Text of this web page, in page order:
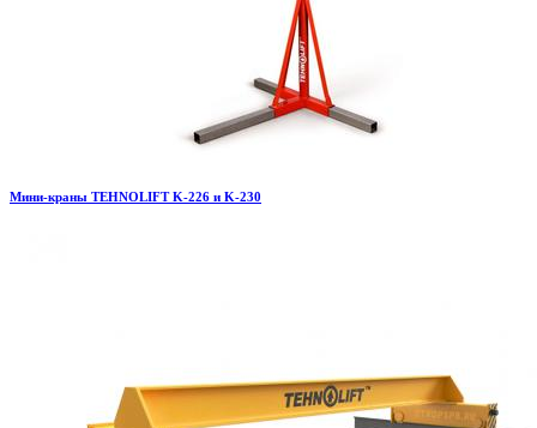
Мини-краны TEHNOLIFT K-226 и K-230